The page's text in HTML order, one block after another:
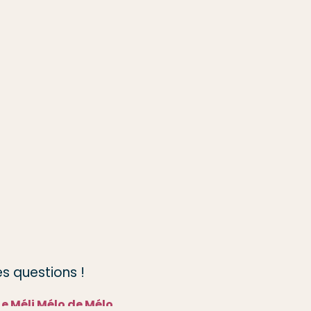
questions !
Méli Mélo de Mélo